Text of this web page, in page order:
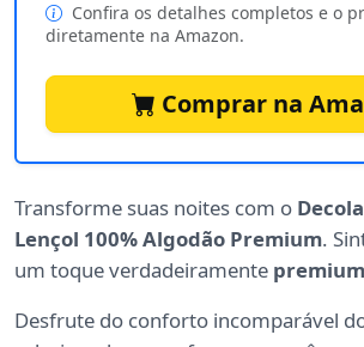
Confira os detalhes completos e o
diretamente na Amazon.
Comprar na
Transforme suas noites com o
Lençol 100% Algodão Premium.
um toque verdadeiramente premium
Desfrute do conforto incomparável